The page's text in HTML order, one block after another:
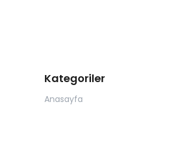
Kategoriler
Anasayfa